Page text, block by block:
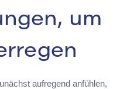
um
aufregend anfühlen,